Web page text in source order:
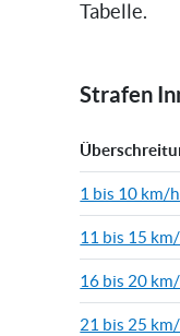
Tabelle.
Strafen
1 bis 10 km/h
11 bis 15
16 bis 20
21 bis 25